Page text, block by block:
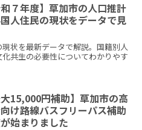
和７年度】草加市の人口推計
人住民の現状をデータで見
状を最新データで解説。国籍別人
共生の必要性についてわかりやす
大15,000円補助】草加市の高
け路線バスフリーパス補助
始まりました